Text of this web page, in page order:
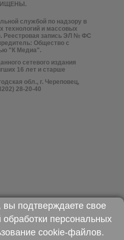
службой по надзору в
технологий и массовых
Реестровая запись ЭЛ № ФС
Общество с
"К Медиа".
сетевого издания
16 лет и старше
обл., г. Череповец,
28-20-40
вы подтверждаете свое
обработки персональных
cookie-файлов.